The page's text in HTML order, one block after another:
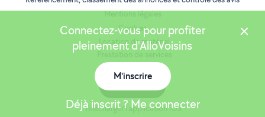
Mentions légales
Cookies
Location de matériel
NOS APPLICATIONS
Télécharger l’application iOS
Connectez-vous pour profiter
pleinement d'AlloVoisins
M'inscrire
Déjà inscrit ? Me connecter